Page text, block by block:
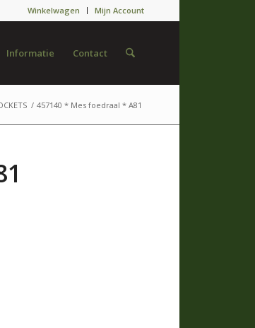
Winkelwagen Mijn Account
Informatie Contact
/ 457140 * Mes foedraal * A81